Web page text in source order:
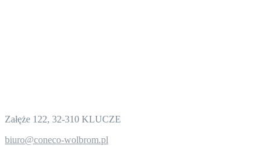
Załęże 122, 32-310 KLUCZE
biuro@coneco-wolbrom.pl